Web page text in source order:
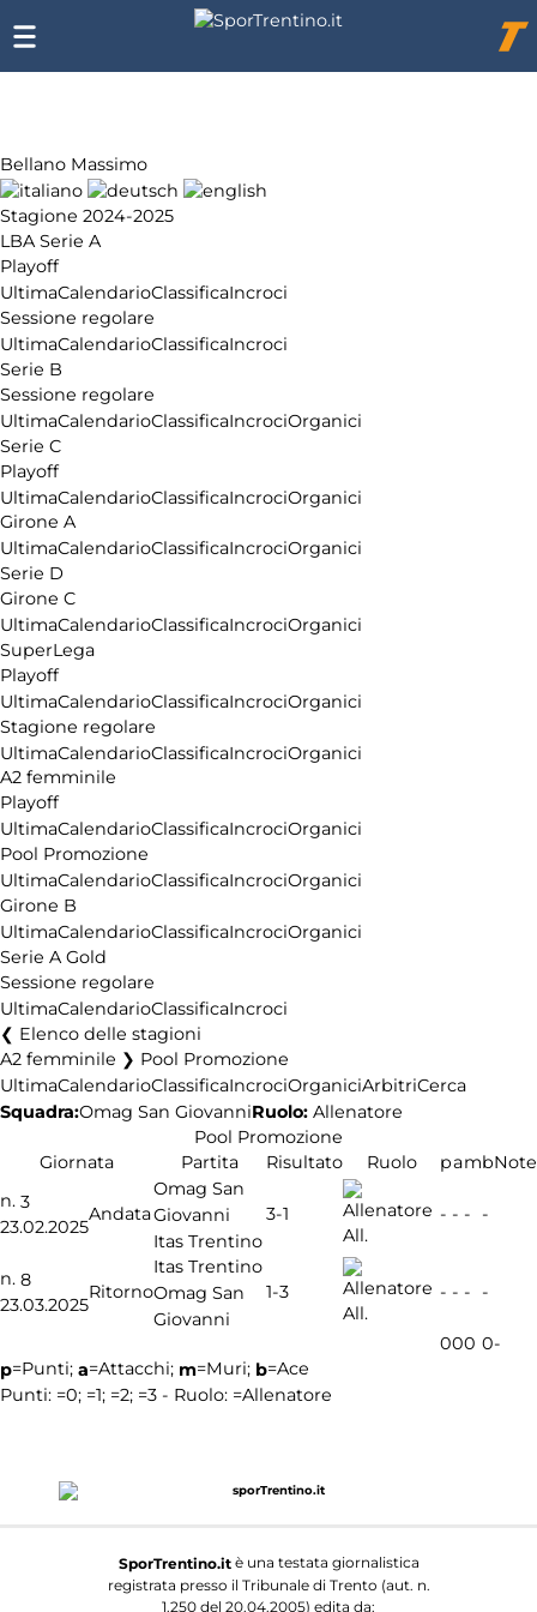
Bellano Massimo
Stagione 2024-2025
LBA Serie A
Playoff
UltimaCalendarioClassificaIncroci
Sessione regolare
UltimaCalendarioClassificaIncroci
Serie B
Sessione regolare
UltimaCalendarioClassificaIncrociOrganici
Serie C
Playoff
UltimaCalendarioClassificaIncrociOrganici
Girone A
UltimaCalendarioClassificaIncrociOrganici
Serie D
Girone C
UltimaCalendarioClassificaIncrociOrganici
SuperLega
Playoff
UltimaCalendarioClassificaIncrociOrganici
Stagione regolare
UltimaCalendarioClassificaIncrociOrganici
A2 femminile
Playoff
UltimaCalendarioClassificaIncrociOrganici
Pool Promozione
UltimaCalendarioClassificaIncrociOrganici
Girone B
UltimaCalendarioClassificaIncrociOrganici
Serie A Gold
Sessione regolare
UltimaCalendarioClassificaIncroci
Elenco delle stagioni
A2 femminile ❯ Pool Promozione
UltimaCalendarioClassificaIncrociOrganiciArbitriCerca
Squadra:Omag San GiovanniRuolo: Allenatore
Pool Promozione
Giornata
Partita Risultato Ruolo pambNote
n. 3
23.02.2025
Andata
Omag San
Giovanni
Itas Trentino
3-1
All.
- - - -
n. 8
23.03.2025
Ritorno
Itas Trentino
Omag San
Giovanni
1-3
All.
- - - -
000 0-
p=Punti; a=Attacchi; m=Muri; b=Ace
Punti: =0; =1; =2; =3 - Ruolo: =Allenatore
SporTrentino.itè una testata giornalistica
registrata presso il Tribunale di Trento (aut. n.
1.250 del 20.04.2005) edita da:
Chi
siamo
Affiliazione